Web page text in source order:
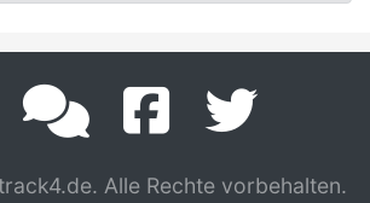
Alle Rechte vorbehalten.